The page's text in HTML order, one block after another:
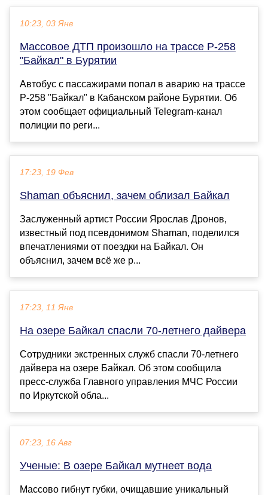
10:23, 03 Янв
Массовое ДТП произошло на трассе Р-258
"Байкал" в Бурятии
Автобус с пассажирами попал в аварию на трассе
Р-258 "Байкал" в Кабанском районе Бурятии. Об
этом сообщает официальный Telegram-канал
полиции по реги...
17:23, 19 Фев
Shaman объяснил, зачем облизал Байкал
Заслуженный артист России Ярослав Дронов,
известный под псевдонимом Shaman, поделился
впечатлениями от поездки на Байкал. Он
объяснил, зачем всё же р...
17:23, 11 Янв
На озере Байкал спасли 70-летнего дайвера
Сотрудники экстренных служб спасли 70-летнего
дайвера на озере Байкал. Об этом сообщила
пресс-служба Главного управления МЧС России
по Иркутской обла...
07:23, 16 Авг
Ученые: В озере Байкал мутнеет вода
Массово гибнут губки, очищавшие уникальный